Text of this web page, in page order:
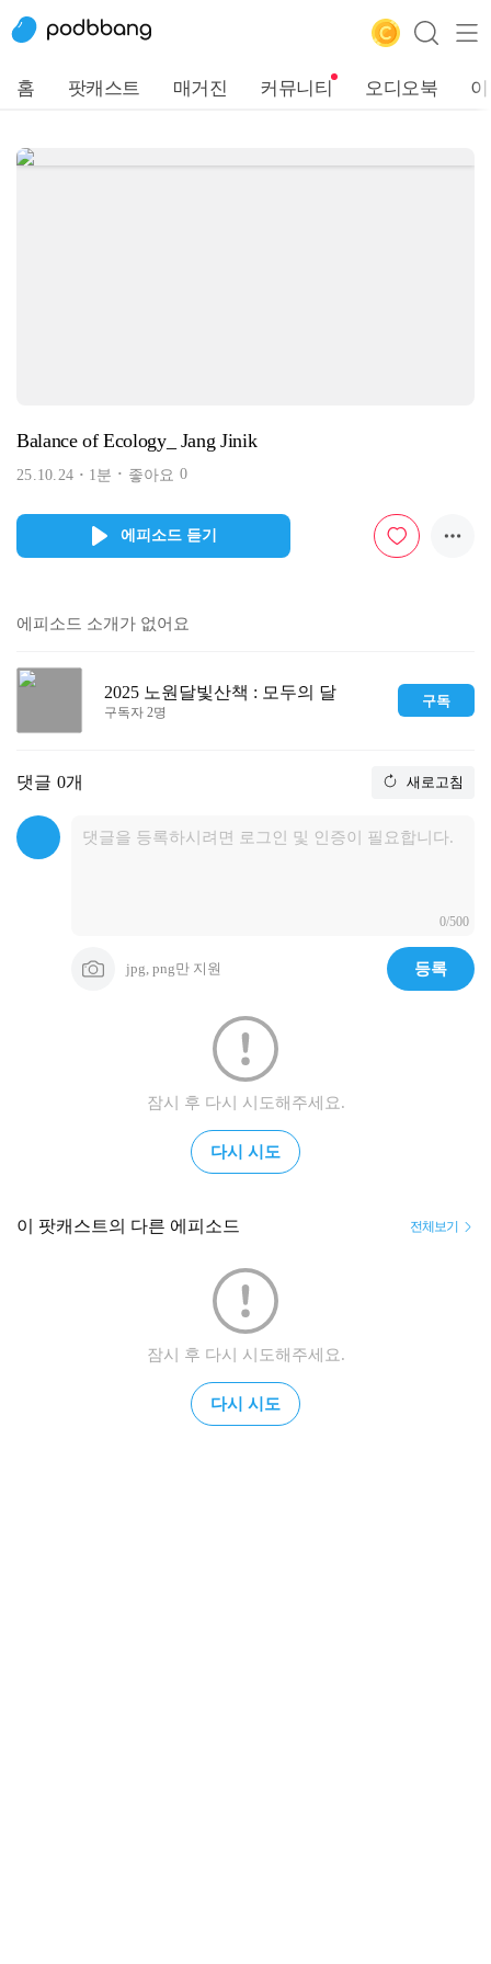
홈 팟캐스트 매거진 커뮤니티 오디오북
Balance of Ecology_ Jang Jinik
25.10.24 1분 좋아요 0
에피소드 듣기
에피소드 소개가 없어요
2025 노원달빛산책 : 모두의 달
구독자 2명
구독
댓글 0개 새로고침
0/500
jpg, png만 지원 등록
잠시 후 다시 시도해주세요.
다시 시도
이 팟캐스트의 다른 에피소드 전체보기
잠시 후 다시 시도해주세요.
다시 시도